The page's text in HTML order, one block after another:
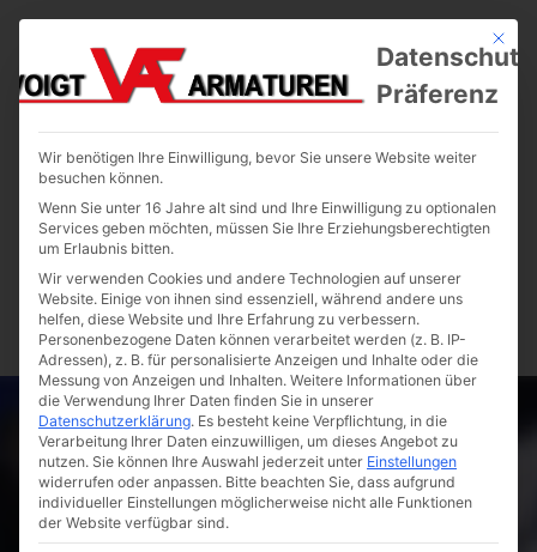
Mit
Präferenz
Wir benötigen Ihre Einwilligung, bevor Sie unsere Website weiter
besuchen können.
Wenn Sie unter 16 Jahre alt sind und Ihre Einwilligung zu optionalen
Services geben möchten, müssen Sie Ihre Erziehungsberechtigten
um Erlaubnis bitten.
Wir verwenden Cookies und andere Technologien auf unserer
Website. Einige von ihnen sind essenziell, während andere uns
helfen, diese Website und Ihre Erfahrung zu verbessern.
Personenbezogene Daten können verarbeitet werden (z. B. IP-
Adressen), z. B. für personalisierte Anzeigen und Inhalte oder die
Messung von Anzeigen und Inhalten. Weitere Informationen über
die Verwendung Ihrer Daten finden Sie in unserer
Datenschutzerklärung. Es besteht keine Verpflichtung, in die
Verarbeitung Ihrer Daten einzuwilligen, um dieses Angebot zu
nutzen. Sie können Ihre Auswahl jederzeit unter Einstellungen
widerrufen oder anpassen. Bitte beachten Sie, dass aufgrund
individueller Einstellungen möglicherweise nicht alle Funktionen
der Website verfügbar sind.